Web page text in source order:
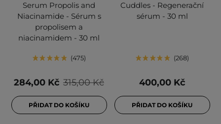
Serum Propolis and
Niacinamide - Sérum s
propolisem a
niacinamidem - 30 ml
475
315,00 Kč
284,00 Kč
PŘIDAT DO KOŠÍKU
Cuddles - Regenerační
sérum - 30 ml
268
400,00 Kč
PŘIDAT DO KOŠÍKU